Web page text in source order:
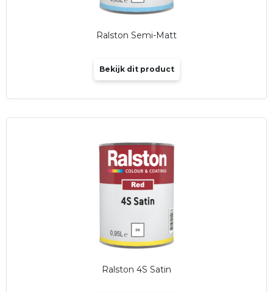
Ralston Semi-Matt
Bekijk dit product
Ralston 4S Satin